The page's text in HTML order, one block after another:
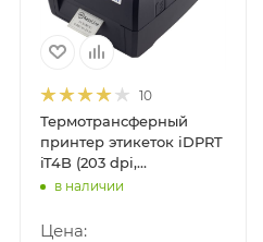
10
Термотрансферный
принтер этикеток iDPRT
iT4B (203 dpi,
USB/Ethernet, арт. iT4B-
в наличии
Цена: